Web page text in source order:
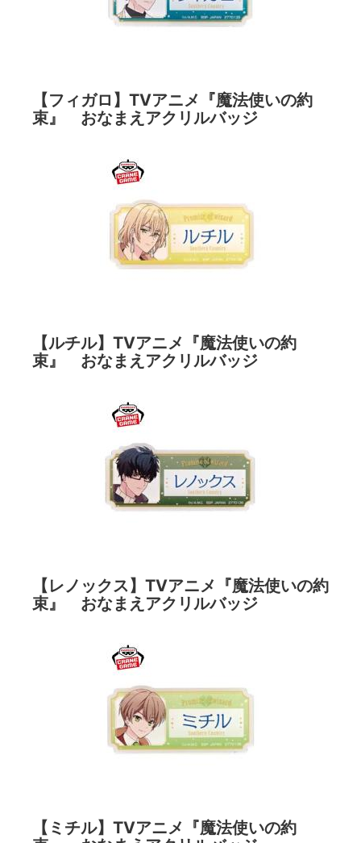
【フィガロ】TVアニメ『魔法使いの約
束』 おなまえアクリルバッジ
【ルチル】TVアニメ『魔法使いの約
束』 おなまえアクリルバッジ
【レノックス】TVアニメ『魔法使いの約
束』 おなまえアクリルバッジ
【ミチル】TVアニメ『魔法使いの約